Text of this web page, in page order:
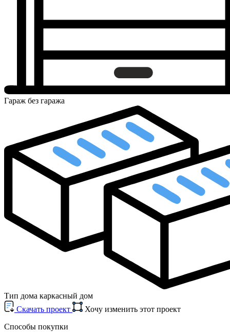
Гараж без гаража
Тип дома каркасный дом
Cкачать проект
Хочу изменить этот проект
Способы покупки